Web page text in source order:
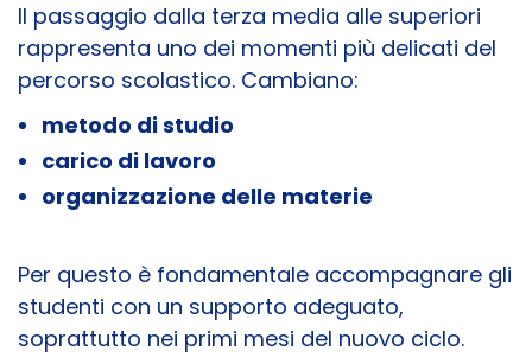
Il passaggio dalla terza media alle superiori
rappresenta uno dei momenti più delicati del
percorso scolastico. Cambiano:
metodo di studio
carico di lavoro
organizzazione delle materie
Per questo è fondamentale accompagnare gli
studenti con un supporto adeguato,
soprattutto nei primi mesi del nuovo ciclo.